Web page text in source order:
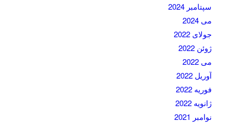
سپتامبر 2024
می 2024
جولای 2022
ژوئن 2022
می 2022
آوریل 2022
فوریه 2022
ژانویه 2022
نوامبر 2021